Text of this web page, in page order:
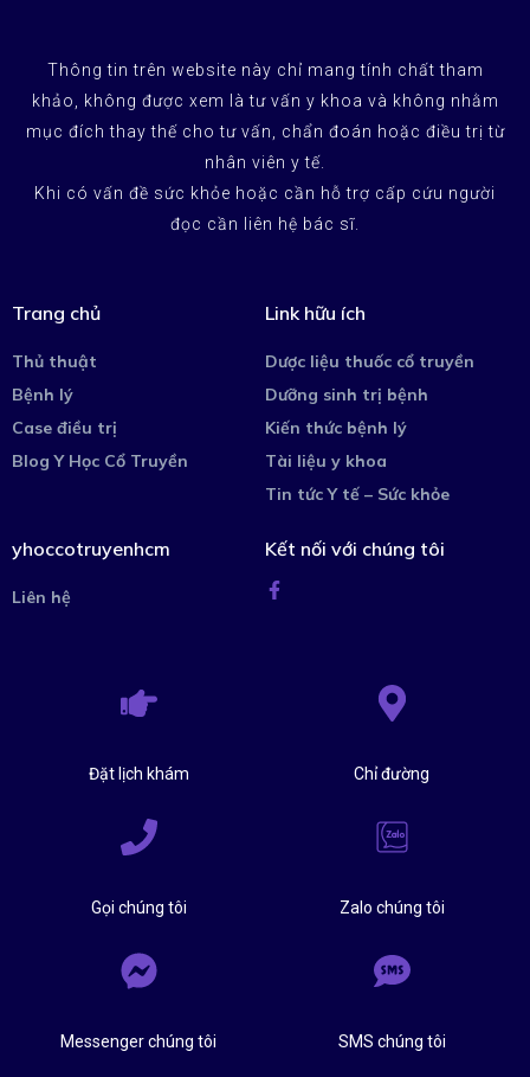
Thông tin trên website này chỉ mang tính chất tham
khảo, không được xem là tư vấn y khoa và không nhằm
mục đích thay thế cho tư vấn, chẩn đoán hoặc điều trị từ
nhân viên y tế.
Khi có vấn đề sức khỏe hoặc cần hỗ trợ cấp cứu người
đọc cần liên hệ bác sĩ.
Trang chủ
Thủ thuật
Bệnh lý
Case điều trị
Blog Y Học Cổ Truyền
Link hữu ích
Dược liệu thuốc cổ truyền
Dưỡng sinh trị bệnh
Kiến thức bệnh lý
Tài liệu y khoa
Tin tức Y tế – Sức khỏe
yhoccotruyenhcm
Liên hệ
Kết nối với chúng tôi
Đặt lịch khám Chỉ đường
Gọi chúng tôi Zalo chúng tôi
Messenger chúng tôi SMS chúng tôi